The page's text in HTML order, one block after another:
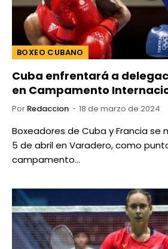
BOXEO CUBANO
Cuba enfrentará a
en Campamento
Por Redaccion 18 de marzo de 2024
Boxeadores de Cuba y Francia se
5 de abril en Varadero, como
campamento…